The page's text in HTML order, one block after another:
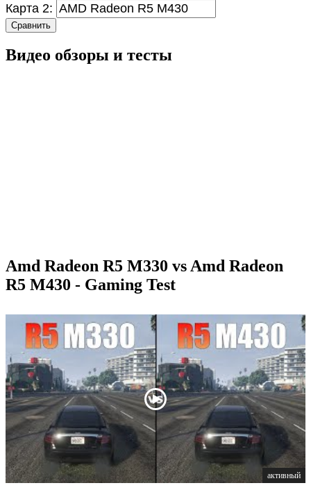
Карта 2:
Сравнить
Видео обзоры и тесты
Amd Radeon R5 M330 vs Amd Radeon
R5 M430 - Gaming Test
активный